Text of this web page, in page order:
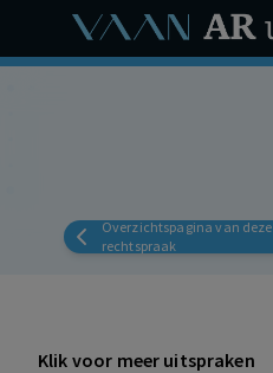
Overzichtspagina van deze
rechtspraak
Klik voor meer uitspraken